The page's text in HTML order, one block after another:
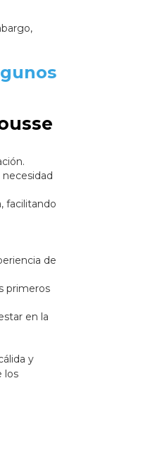
facilitando
de
primeros
en la
y
los